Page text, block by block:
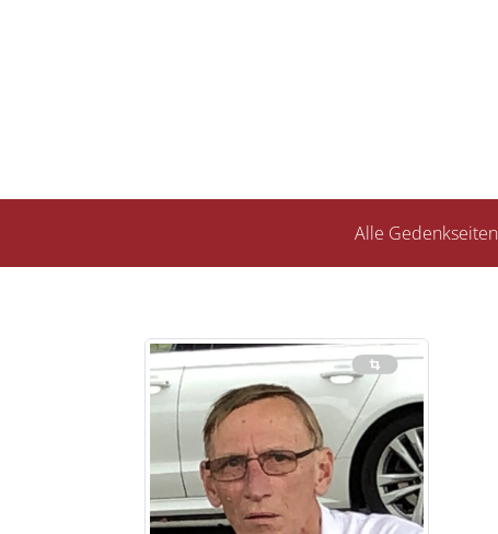
Alle Gedenkseiten